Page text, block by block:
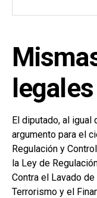
legales
El diputado, al
argumento para el
Regulación y
la Ley de
Contra el Lavado
Terrorismo y el